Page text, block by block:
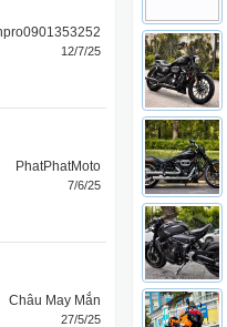
12/7/25
PhatPhatMoto
7/6/25
Châu May Mắn
27/5/25